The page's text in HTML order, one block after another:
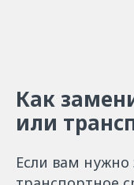
Как
или
Если вам
задания, вы
«Готов к
выше в